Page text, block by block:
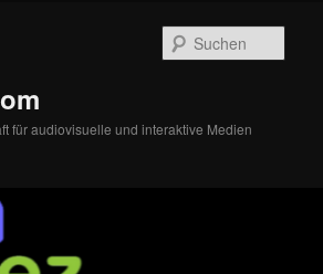
für audiovisuelle und interaktive Medien